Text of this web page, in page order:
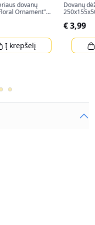
dovanų
Ornament"
Į krepšelį
Dovanų
€ 3,99